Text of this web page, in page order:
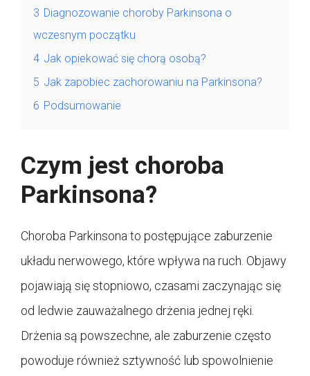
3 Diagnozowanie choroby Parkinsona o
wczesnym początku
4 Jak opiekować się chorą osobą?
5 Jak zapobiec zachorowaniu na Parkinsona?
6 Podsumowanie
Czym jest choroba
Parkinsona?
Choroba Parkinsona to postępujące zaburzenie
układu nerwowego, które wpływa na ruch. Objawy
pojawiają się stopniowo, czasami zaczynając się
od ledwie zauważalnego drżenia jednej ręki.
Drżenia są powszechne, ale zaburzenie często
powoduje również sztywność lub spowolnienie